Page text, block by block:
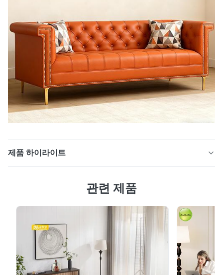
제품 하이라이트
심 소재는 "럭셔리함과 내구성"에 중점을 둡니다. 표면은
을 시뮬레이션하고 섬세한 촉감과 5000사이클(일반 PU의
3000사이클을 훨씬 초과)의 내마모성을 제공합니다. 일상
의 긁힌 자국이나 액체를 흘린 부분은 젖은 천으로 닦아주
시면 되며 장기간 사용해도 변색되거나 갈라지지 않습니
다. 터프티드 뒷면은 고강도 나일론 실로 핸드 스티치 처리
관련 제품